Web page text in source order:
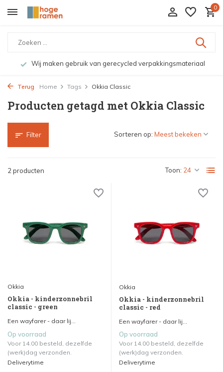
0
Wij maken gebruik van gerecycled verpakkingsmateriaal
Terug Home Tags Okkia Classic
Producten getagd met Okkia Classic
Filter
2 producten Toon:
Sorteren op:
Okkia
Okkia - kinderzonnebril
classic - green
Een wayfarer - daar lij...
Op voorraad
Voor 14.00 besteld, dezelfde
(werk)dag verzonden.
Deliverytime
Okkia
Okkia - kinderzonnebril
classic - red
Een wayfarer - daar lij...
Op voorraad
Voor 14.00 besteld, dezelfde
(werk)dag verzonden.
Deliverytime